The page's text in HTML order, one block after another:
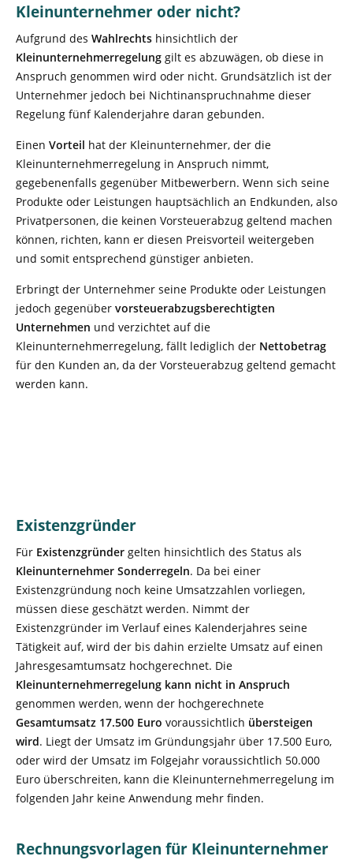
Kleinunternehmer oder nicht?
Aufgrund des Wahlrechts hinsichtlich der
Kleinunternehmerregelung gilt es abzuwägen, ob diese in
Anspruch genommen wird oder nicht. Grundsätzlich ist der
Unternehmer jedoch bei Nichtinanspruchnahme dieser
Regelung fünf Kalenderjahre daran gebunden.
Einen Vorteil hat der Kleinunternehmer, der die
Kleinunternehmerregelung in Anspruch nimmt,
gegebenenfalls gegenüber Mitbewerbern. Wenn sich seine
Produkte oder Leistungen hauptsächlich an Endkunden, also
Privatpersonen, die keinen Vorsteuerabzug geltend machen
können, richten, kann er diesen Preisvorteil weitergeben
und somit entsprechend günstiger anbieten.
Erbringt der Unternehmer seine Produkte oder Leistungen
jedoch gegenüber vorsteuerabzugsberechtigten
Unternehmen und verzichtet auf die
Kleinunternehmerregelung, fällt lediglich der Nettobetrag
für den Kunden an, da der Vorsteuerabzug geltend gemacht
werden kann.
Existenzgründer
Für Existenzgründer gelten hinsichtlich des Status als
Kleinunternehmer Sonderregeln. Da bei einer
Existenzgründung noch keine Umsatzzahlen vorliegen,
müssen diese geschätzt werden. Nimmt der
Existenzgründer im Verlauf eines Kalenderjahres seine
Tätigkeit auf, wird der bis dahin erzielte Umsatz auf einen
Jahresgesamtumsatz hochgerechnet. Die
Kleinunternehmerregelung kann nicht in Anspruch
genommen werden, wenn der hochgerechnete
Gesamtumsatz 17.500 Euro voraussichtlich übersteigen
wird. Liegt der Umsatz im Gründungsjahr über 17.500 Euro,
oder wird der Umsatz im Folgejahr voraussichtlich 50.000
Euro überschreiten, kann die Kleinunternehmerregelung im
folgenden Jahr keine Anwendung mehr finden.
Rechnungsvorlagen für Kleinunternehmer